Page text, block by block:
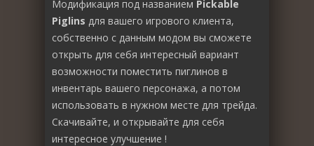
Модификация под названием Pickable
Piglins для вашего игрового клиента,
собственно с данным модом вы сможете
открыть для себя интересный вариант
возможности поместить пиглинов в
инвентарь вашего персонажа, а потом
использовать в нужном месте для трейда.
Скачивайте, и открывайте для себя
интересное улучшение !